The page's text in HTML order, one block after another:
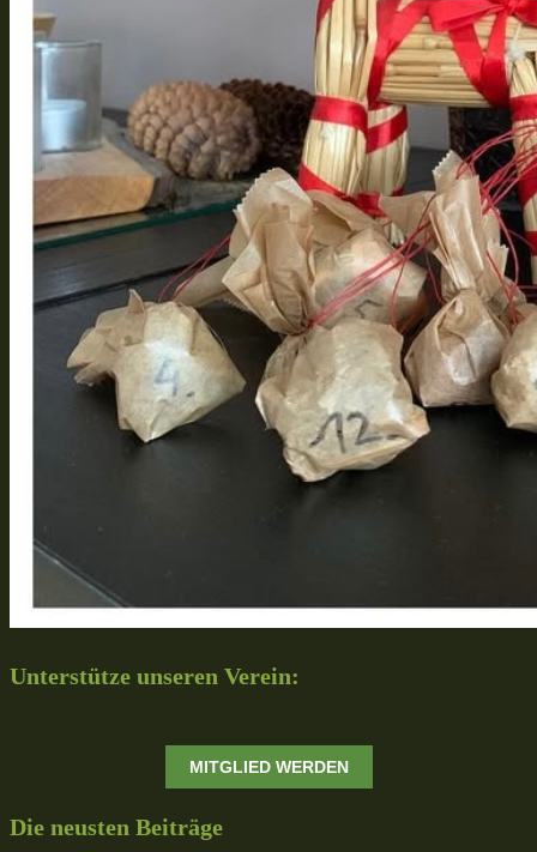
Unterstütze unseren Verein:
MITGLIED WERDEN
Die neusten Beiträge